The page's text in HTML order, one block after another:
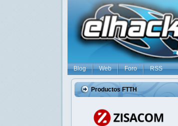
Blog Web Foro RSS
Productos FTTH